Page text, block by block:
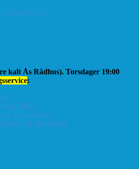
kalt Ås Rådhus). Torsdager 19:00
:
2026
22. oktober
10. desember